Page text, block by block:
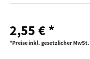
2,55 € *
*Preise inkl. gesetzlicher MwSt.